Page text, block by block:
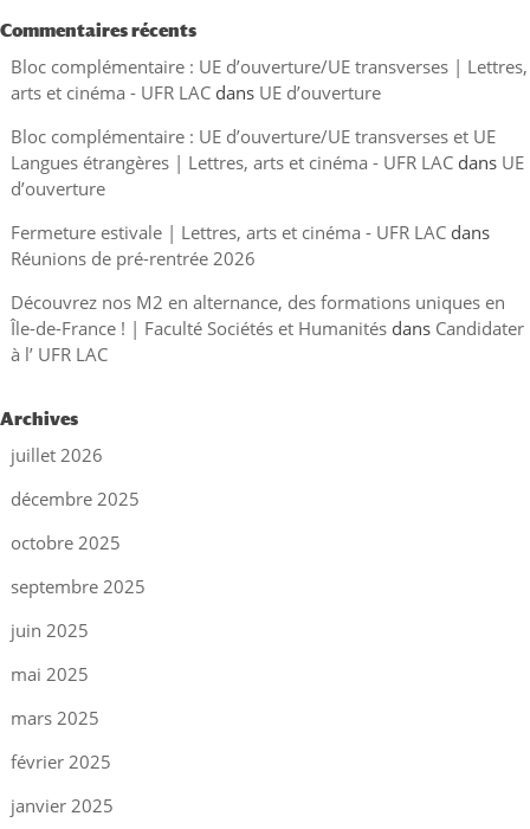
Commentaires récents
Bloc complémentaire : UE d’ouverture/UE transverses | Lettres,
arts et cinéma - UFR LACdans UE d’ouverture
Bloc complémentaire : UE d’ouverture/UE transverses et UE
Langues étrangères | Lettres, arts et cinéma - UFR LACdans UE
d’ouverture
Fermeture estivale | Lettres, arts et cinéma - UFR LACdans
Réunions de pré-rentrée 2026
Découvrez nos M2 en alternance, des formations uniques en
Île-de-France ! | Faculté Sociétés et Humanitésdans Candidater
à l’ UFR LAC
Archives
juillet 2026
décembre 2025
octobre 2025
septembre 2025
juin 2025
mai 2025
mars 2025
février 2025
janvier 2025